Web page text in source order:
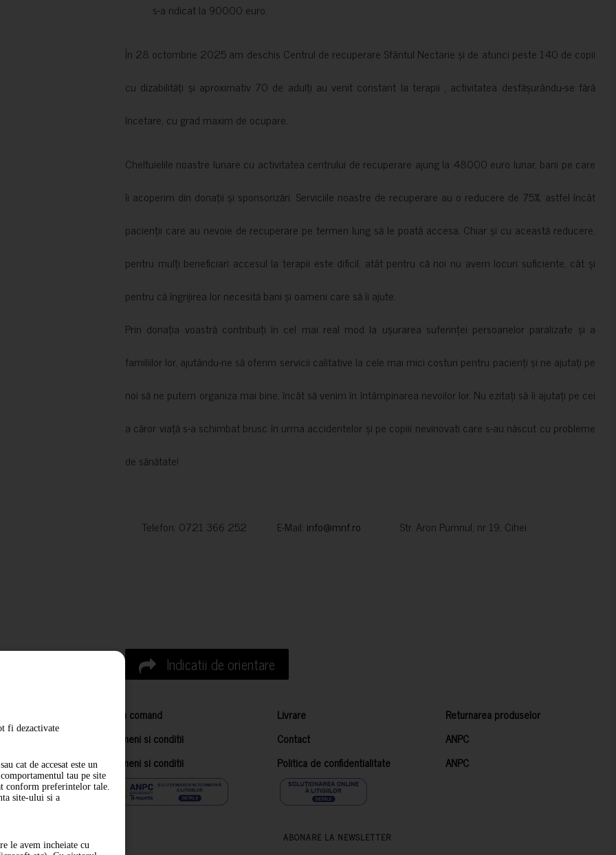
s-a ridicat la 90000 euro.
În 28 octombrie 2025 am deschis Centrul de recuperare Sfântul Nectarie și de atunci peste 140 de copii
cu dizabilități și aproximativ 70 de adulți au venit constant la terapii , activitatea desfășurându-se fără
încetare, cu grad maxim de ocupare.
Cheltuielile noastre lunare cu activitatea centrului de recuperare ajung la 48000 euro lunar, bani pe care
îi acoperim din donații și sponsorizări. Serviciile noastre de recuperare au o reducere de 75%, astfel încât
pacienții care au nevoie de recuperare pe termen lung să le poată accesa. Chiar și cu această reducere,
pentru mulți beneficiari accesul la terapii este dificil, atât pentru că noi nu avem locuri suficiente, cât și
pentru că îngrijirea lor necesită bani și oameni care să îi ajute.
Prin donația voastră contribuiți în cel mai real mod la ușurarea suferinței persoanelor paralizate și a
familiilor lor, ajutându-ne să oferim servicii calitative la cele mai mici costuri pentru pacienți și ne ajutați pe
noi să ne putem organiza mai bine, încât să venim în întâmpinarea nevoilor lor. Nu ezitați să îi ajutați pe cei
a căror viață s-a schimbat brusc în urma accidentelor și pe copiii nevinovati care s-au născut cu probleme
de sănătate!
Telefon: 0721 366 252 E-Mail: info@mnf.ro Str. Aron Pumnul, nr 19, Cihei
Indicatii de orientare
Cum comand Livrare
Returnarea produselor
Termeni si conditii
Contact
ANPC
Termeni si conditii
Politica de confidentialitate ANPC
ABONARE LA NEWSLETTER
fi dezactivate
cat de accesat este un
tau pe site
conform preferintelor tale.
site-ului si a
le avem incheiate cu